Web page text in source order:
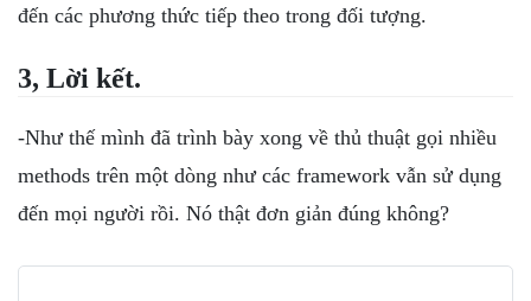
đến các phương thức tiếp theo trong đối tượng.
3, Lời kết.
-Như thế mình đã trình bày xong về thủ thuật gọi nhiều
methods trên một dòng như các framework vẫn sử dụng
đến mọi người rồi. Nó thật đơn giản đúng không?